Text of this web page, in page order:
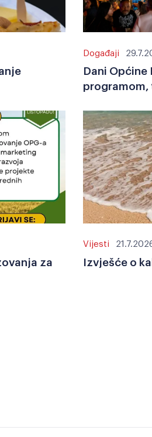
Događaji
Dani
za
Vijesti
Izvješće o